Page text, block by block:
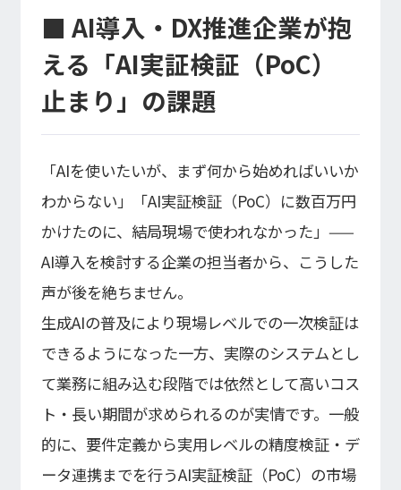
■ AI導入・DX推進企業が抱
える「AI実証検証（PoC）
止まり」の課題
「AIを使いたいが、まず何から始めればいいか
わからない」「AI実証検証（PoC）に数百万円
かけたのに、結局現場で使われなかった」——
AI導入を検討する企業の担当者から、こうした
声が後を絶ちません。
生成AIの普及により現場レベルでの一次検証は
できるようになった一方、実際のシステムとし
て業務に組み込む段階では依然として高いコス
ト・長い期間が求められるのが実情です。一般
的に、要件定義から実用レベルの精度検証・デ
ータ連携までを行うAI実証検証（PoC）の市場